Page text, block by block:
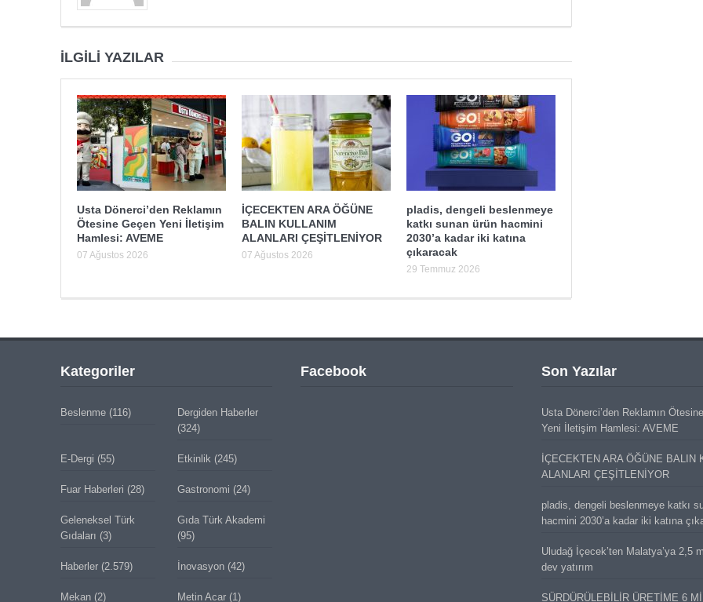
İLGILI YAZILAR
Usta Dönerci’den Reklamın
Ötesine Geçen Yeni İletişim
Hamlesi: AVEME
07 Ağustos 2026
İÇECEKTEN ARA ÖĞÜNE
BALIN KULLANIM
ALANLARI ÇEŞİTLENİYOR
07 Ağustos 2026
pladis, dengeli beslenmeye
katkı sunan ürün hacmini
2030’a kadar iki katına
çıkaracak
29 Temmuz 2026
Kategoriler
Beslenme(116)
Dergiden Haberler
(324)
E-Dergi (55) Etkinlik (245)
Fuar Haberleri (28) Gastronomi (24)
Geleneksel Türk
Gıdaları (3)
Gıda Türk Akademi
(95)
Haberler(2.579) İnovasyon(42)
Mekan(2) Metin Acar(1)
Facebook Son Yazılar
Usta Dönerci’den Reklamın
Yeni İletişim Hamlesi: AVEME
İÇECEKTEN ARA ÖĞÜNE BALIN
ALANLARI ÇEŞİTLENİYOR
pladis, dengeli beslenmeye katkı
hacmini 2030’a kadar iki katına
Uludağ İçecek’ten Malatya’ya 2,5
dev yatırım
SÜRDÜRÜLEBİLİR ÜRETİME 6